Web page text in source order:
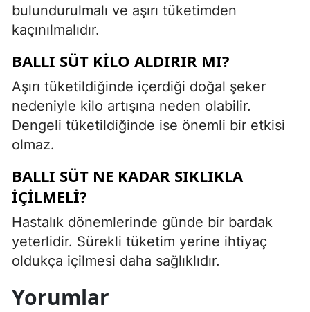
bulundurulmalı ve aşırı tüketimden
kaçınılmalıdır.
BALLI SÜT KILO ALDIRIR MI?
Aşırı tüketildiğinde içerdiği doğal şeker
nedeniyle kilo artışına neden olabilir.
Dengeli tüketildiğinde ise önemli bir etkisi
olmaz.
BALLI SÜT NE KADAR SIKLIKLA
IÇILMELI?
Hastalık dönemlerinde günde bir bardak
yeterlidir. Sürekli tüketim yerine ihtiyaç
oldukça içilmesi daha sağlıklıdır.
Yorumlar